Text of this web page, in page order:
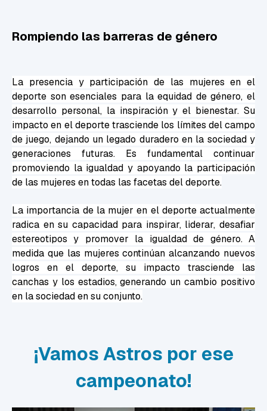
Rompiendo las barreras de género
La presencia y participación de las mujeres en el
deporte son esenciales para la equidad de género, el
desarrollo personal, la inspiración y el bienestar. Su
impacto en el deporte trasciende los límites del campo
de juego, dejando un legado duradero en la sociedad y
generaciones futuras. Es fundamental continuar
promoviendo la igualdad y apoyando la participación
de las mujeres en todas las facetas del deporte.
La importancia de la mujer en el deporte actualmente
radica en su capacidad para inspirar, liderar, desafiar
estereotipos y promover la igualdad de género. A
medida que las mujeres continúan alcanzando nuevos
logros en el deporte, su impacto trasciende las
canchas y los estadios, generando un cambio positivo
en la sociedad en su conjunto.
¡Vamos Astros por ese
campeonato!